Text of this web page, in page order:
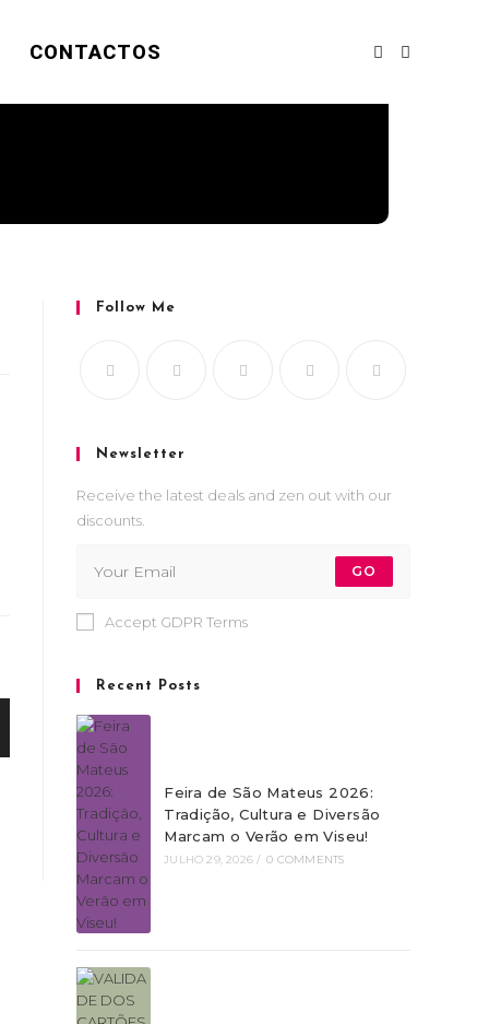
CONTACTOS
Follow Me
Newsletter
Receive the latest deals and zen out with our
discounts.
GO
Accept GDPR Terms
Recent Posts
Feira de São Mateus 2026:
Tradição, Cultura e Diversão
Marcam o Verão em Viseu!
JULHO 29, 2026 / 0 COMMENTS